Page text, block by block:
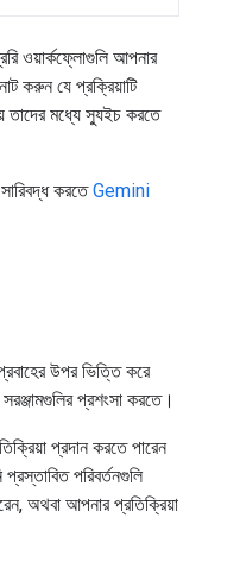
ওয়ার্কফ্লোগুলি আপনার
করুন যে প্রক্রিয়াটি
তাদের মধ্যে স্যুইচ করতে
করতেGemini
উপর ভিত্তি করে
প্রশংসা করতে।
প্রদান করতে পারেন
পরিবর্তনগুলি
অথবা আপনার প্রতিক্রিয়া